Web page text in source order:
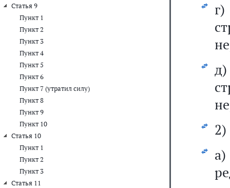
Статья 9
Пункт 1
Пункт 2
Пункт 3
Пункт 4
Пункт 5
Пункт 6
Пункт 7 (утратил силу)
Пункт 8
Пункт 9
Пункт 10
Статья 10
Пункт 1
Пункт 2
Пункт 3
Статья 11